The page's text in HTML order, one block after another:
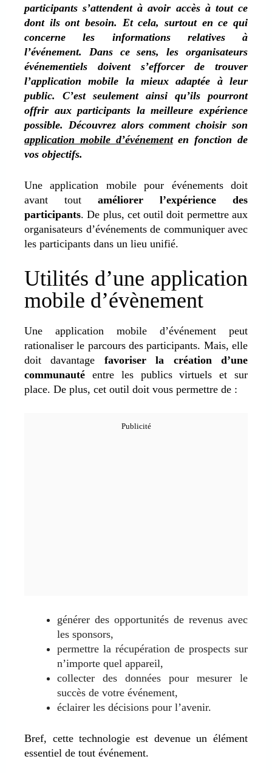
participants s’attendent à avoir accès à tout ce
dont ils ont besoin. Et cela, surtout en ce qui
concerne les informations relatives à
l’événement. Dans ce sens, les organisateurs
événementiels doivent s’efforcer de trouver
l’application mobile la mieux adaptée à leur
public. C’est seulement ainsi qu’ils pourront
offrir aux participants la meilleure expérience
possible. Découvrez alors comment choisir son
application mobile d’événementen fonction de
vos objectifs.
Une application mobile pour événements doit
avant tout améliorer l’expérience des
participants. De plus, cet outil doit permettre aux
organisateurs d’événements de communiquer avec
les participants dans un lieu unifié.
Utilités d’une application
mobile d’évènement
Une application mobile d’événement peut
rationaliser le parcours des participants. Mais, elle
doit davantage favoriser la création d’une
communauté entre les publics virtuels et sur
place. De plus, cet outil doit vous permettre de :
générer des opportunités de revenus avec
les sponsors,
permettre la récupération de prospects sur
n’importe quel appareil,
collecter des données pour mesurer le
succès de votre événement,
éclairer les décisions pour l’avenir.
Bref, cette technologie est devenue un élément
essentiel de tout événement.